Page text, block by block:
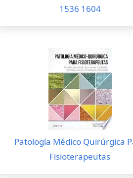
1536 1604
Patología Médico Quirúrgica
Fisioterapeutas